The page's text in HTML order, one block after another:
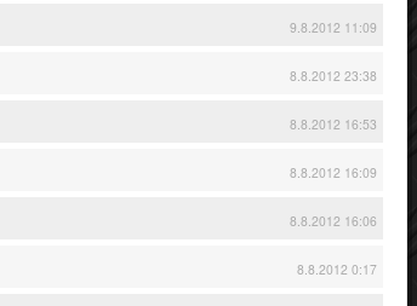
9.8.2012 11:09
8.8.2012 23:38
8.8.2012 16:53
8.8.2012 16:09
8.8.2012 16:06
8.8.2012 0:17